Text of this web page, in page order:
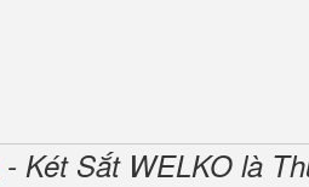
- Két Sắt WELKO là